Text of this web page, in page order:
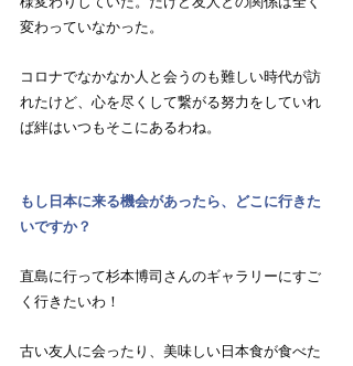
変わっていなかった。
コロナでなかなか人と会うのも難しい時代が訪
れたけど、心を尽くして繋がる努力をしていれ
ば絆はいつもそこにあるわね。
もし日本に来る機会があったら、どこに行きた
いですか？
直島に行って杉本博司さんのギャラリーにすご
く行きたいわ！
古い友人に会ったり、美味しい日本食が食べた